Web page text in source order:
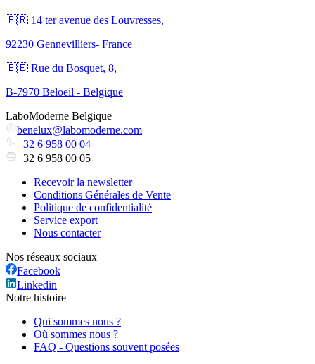
🇫🇷 ​14 ter avenue des Louvresses,
92230 Gennevilliers- France
🇧🇪 Rue du Bosquet, 8,
B-7970 Beloeil - Belgique
LaboModerne Belgique
benelux@labomoderne.com
+32 6 958 00 04
+32 6 958 00 05
Recevoir la newsletter
Conditions Générales de Vente
Politique de confidentialité
Service export
Nous contacter
Nos réseaux sociaux
Facebook
Linkedin
Notre histoire
Qui sommes nous ?
Où sommes nous ?
FAQ - Questions souvent posées